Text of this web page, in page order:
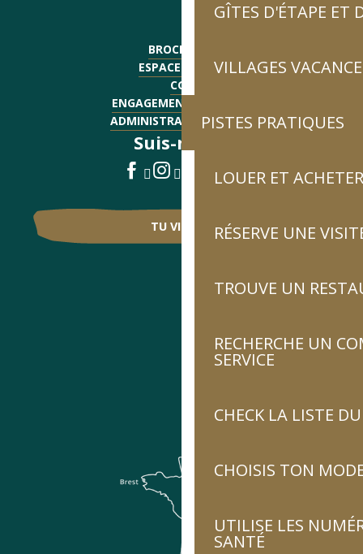
GÎTES D'ÉTAPE ET
VILLAGES
PISTES PRATIQUES
LOUER ET
RÉSERVE UNE
TROUVE UN
RECHERCHE UN
SERVICE
CHECK LA LISTE
CHOISIS TON
UTILISE LES
SANTÉ
BROCHURES
ESPACE PRESSE
CGV
ENGAGEMENTS QUALITÉ
ADMINISTRATIF - EMPLOI
Suis-nous !
TU VIENS ?